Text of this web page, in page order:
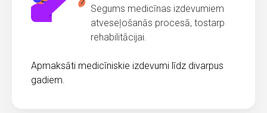
Segums medicīnas izdevumiem
atveseļošanās procesā, tostarp
rehabilitācijai.
Apmaksāti medicīniskie izdevumi līdz divarpus
gadiem.